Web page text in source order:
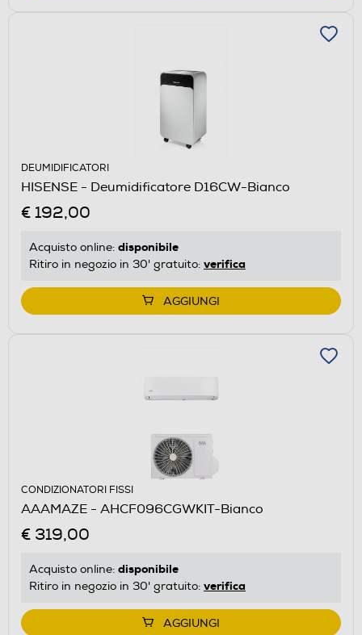
DEUMIDIFICATORI
HISENSE - Deumidificatore D16CW-Bianco
€ 192,00
Acquisto online: disponibile
Ritiro in negozio in 30' gratuito: verifica
AGGIUNGI
CONDIZIONATORI FISSI
AAAMAZE - AHCF096CGWKIT-Bianco
€ 319,00
Acquisto online: disponibile
Ritiro in negozio in 30' gratuito: verifica
AGGIUNGI